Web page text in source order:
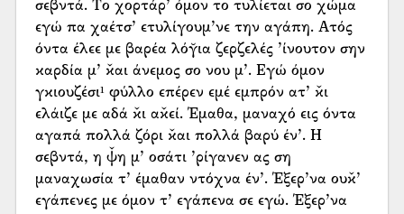
σεβντά. Το χορτάρ’ όμον το τυλίεται σο χώμα
εγώ πα χαέτσ’ ετυλίγουμ’νε την αγάπη. Ατός
όντα έλεε με βαρέα λόγ̆ια ζερζελές ’ίνουτον σην
καρδία μ’ κ̌αι άνεμος σο νου μ’. Εγώ όμον
γκιουζέσι¹ φύλλο επέρεν εμέ εμπρόν ατ’ κ̌ι
ελάιζε με αδά κ̌ι ακ̌εί. Έμαθα, μαναχό εις όντα
αγαπά πολλά ζόρι κ̌αι πολλά βαρύ έν’. Η
σεβντά, η ψ̌η μ’ οσάτι ’ρίγανεν ας ση
μαναχωσία τ’ έμαθαν ντόχνα έν’. Έξερ’να ουκ̌’
εγάπενες με όμον τ’ εγάπενα σε εγώ. Έξερ’να